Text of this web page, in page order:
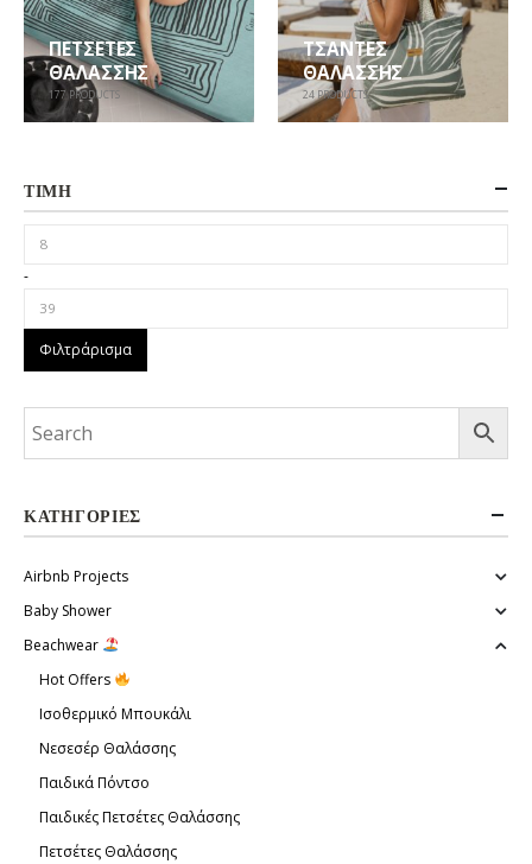
ΠΕΤΣΈΤΕΣ
ΘΑΛΆΣΣΗΣ
177PRODUCTS
ΤΣΆΝΤΕΣ
ΘΑΛΆΣΣΗΣ
24 PRODUCTS
ΤΙΜΉ
-
Φιλτράρισμα
ΚΑΤΗΓΟΡΊΕΣ
Airbnb Projects
Baby Shower
Beachwear
Hot Offers
Ισοθερμικό Μπουκάλι
Νεσεσέρ Θαλάσσης
Παιδικά Πόντσο
Παιδικές Πετσέτες Θαλάσσης
Πετσέτες Θαλάσσης